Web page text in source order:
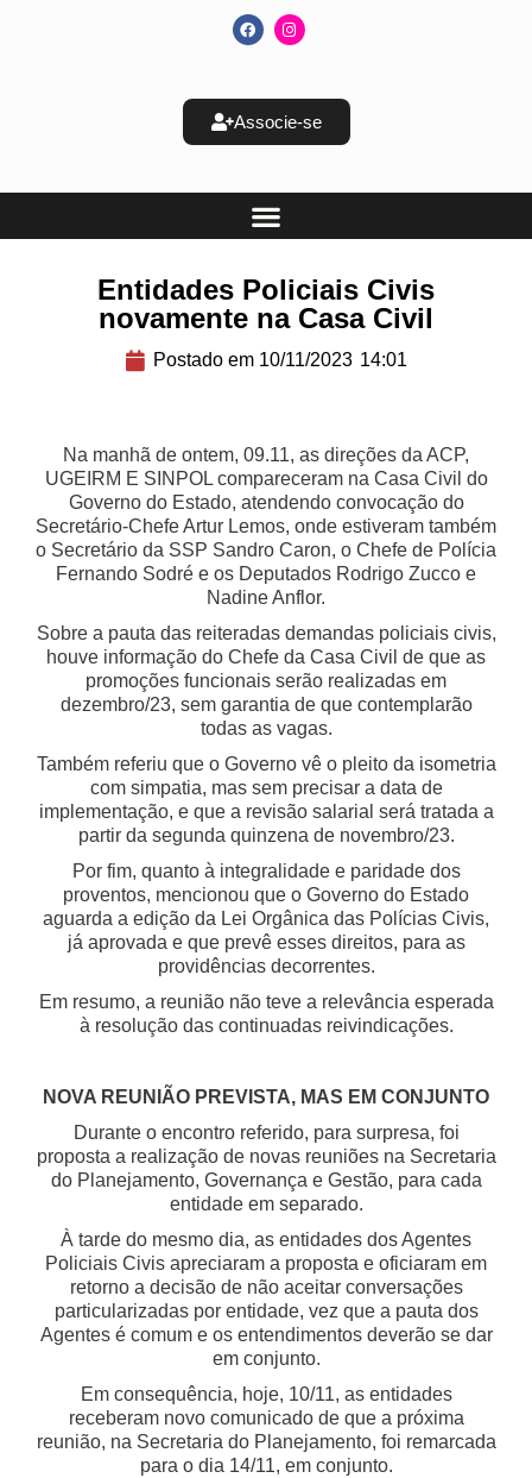
Associe-se
Entidades Policiais Civis
novamente na Casa Civil
Postado em 10/11/2023 14:01
Na manhã de ontem, 09.11, as direções da ACP,
UGEIRM E SINPOL compareceram na Casa Civil do
Governo do Estado, atendendo convocação do
Secretário-Chefe Artur Lemos, onde estiveram também
o Secretário da SSP Sandro Caron, o Chefe de Polícia
Fernando Sodré e os Deputados Rodrigo Zucco e
Nadine Anflor.
Sobre a pauta das reiteradas demandas policiais civis,
houve informação do Chefe da Casa Civil de que as
promoções funcionais serão realizadas em
dezembro/23, sem garantia de que contemplarão
todas as vagas.
Também referiu que o Governo vê o pleito da isometria
com simpatia, mas sem precisar a data de
implementação, e que a revisão salarial será tratada a
partir da segunda quinzena de novembro/23.
Por fim, quanto à integralidade e paridade dos
proventos, mencionou que o Governo do Estado
aguarda a edição da Lei Orgânica das Polícias Civis,
já aprovada e que prevê esses direitos, para as
providências decorrentes.
Em resumo, a reunião não teve a relevância esperada
à resolução das continuadas reivindicações.
NOVA REUNIÃO PREVISTA, MAS EM CONJUNTO
Durante o encontro referido, para surpresa, foi
proposta a realização de novas reuniões na Secretaria
do Planejamento, Governança e Gestão, para cada
entidade em separado.
À tarde do mesmo dia, as entidades dos Agentes
Policiais Civis apreciaram a proposta e oficiaram em
retorno a decisão de não aceitar conversações
particularizadas por entidade, vez que a pauta dos
Agentes é comum e os entendimentos deverão se dar
em conjunto.
Em consequência, hoje, 10/11, as entidades
receberam novo comunicado de que a próxima
reunião, na Secretaria do Planejamento, foi remarcada
para o dia 14/11, em conjunto.